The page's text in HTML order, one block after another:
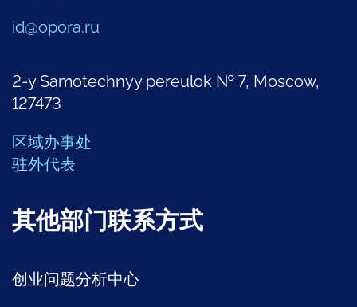
id@opora.ru
2-y Samotechnyy pereulok № 7, Moscow,
127473
区域办事处
驻外代表
其他部门联系方式
创业问题分析中心